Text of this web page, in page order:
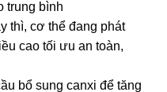
trung bình
thì, cơ thể đang phát
cao tối ưu an toàn,
bổ sung canxi để tăng